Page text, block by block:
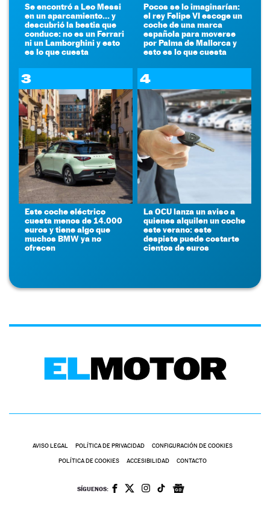
Se encontró a Leo Messi
en un aparcamiento... y
descubrió la bestia que
conduce: no es un Ferrari
ni un Lamborghini y esto
es lo que cuesta
Pocos se lo imaginarían:
el rey Felipe VI escoge un
coche de una marca
española para moverse
por Palma de Mallorca y
esto es lo que cuesta
3
Este coche eléctrico
cuesta menos de 14.000
euros y tiene algo que
muchos BMW ya no
ofrecen
4
La OCU lanza un aviso a
quienes alquilen un coche
este verano: este
despiste puede costarte
cientos de euros
AVISO LEGAL POLÍTICA DE PRIVACIDAD CONFIGURACIÓN DE COOKIES
POLÍTICA DE COOKIES ACCESIBILIDAD CONTACTO
SÍGUENOS: